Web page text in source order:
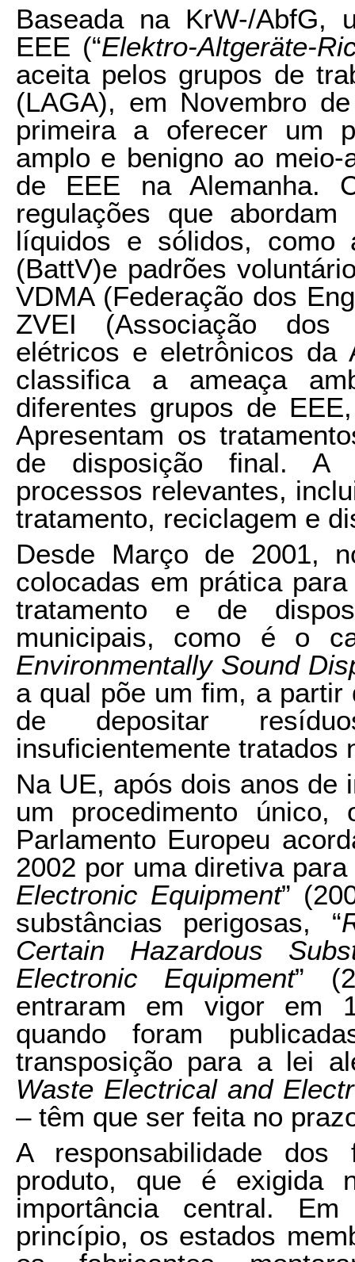
Baseada na KrW-/AbfG,
EEE (“Elektro-Altgeräte-
aceita pelos grupos de
(LAGA), em Novembro
primeira a oferecer um
amplo e benigno ao
de EEE na Alemanha.
regulações que
líquidos e sólidos, como
(BattV)e padrões
VDMA (Federação dos
ZVEI (Associação dos
elétricos e eletrônicos da
classifica a ameaça
diferentes grupos de
Apresentam os
de disposição final. A
processos relevantes,
tratamento, reciclagem e
Desde Março de 2001,
colocadas em prática
tratamento e de
municipais, como é o
Environmentally Sound
a qual põe um fim, a
de depositar
insuficientemente tratados
Na UE, após dois anos de
um procedimento
Parlamento Europeu
2002 por uma diretiva para
Electronic Equipment”
substâncias perigosas, “
Certain Hazardous
Electronic Equipment”
entraram em vigor em
quando foram
transposição para a lei
Waste Electrical and
– têm que ser feita no
A responsabilidade
produto, que é exigida
importância central.
princípio, os estados